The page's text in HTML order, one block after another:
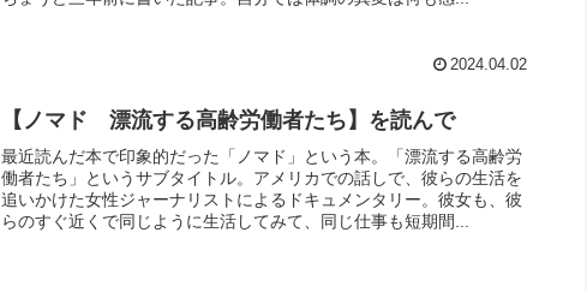
2024.04.02
【ノマド 漂流する高齢労働者たち】を読んで
最近読んだ本で印象的だった「ノマド」という本。「漂流する高齢労
働者たち」というサブタイトル。アメリカでの話しで、彼らの生活を
追いかけた女性ジャーナリストによるドキュメンタリー。彼女も、彼
らのすぐ近くで同じように生活してみて、同じ仕事も短期間...